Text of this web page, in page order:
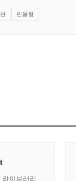
반응형
이브러리